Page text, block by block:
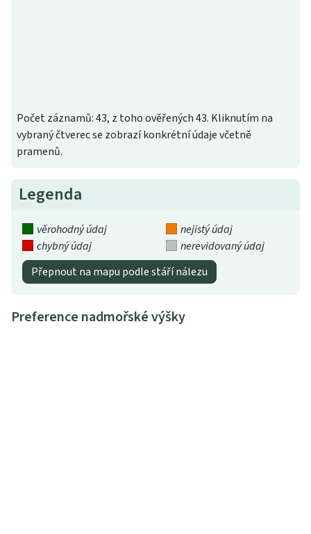
Počet záznamů: 43, z toho ověřených 43. Kliknutím na
vybraný čtverec se zobrazí konkrétní údaje včetně
pramenů.
Legenda
věrohodný údaj
nejistý údaj
chybný údaj
nerevidovaný údaj
Přepnout na mapu podle stáří nálezu
Preference nadmořské výšky